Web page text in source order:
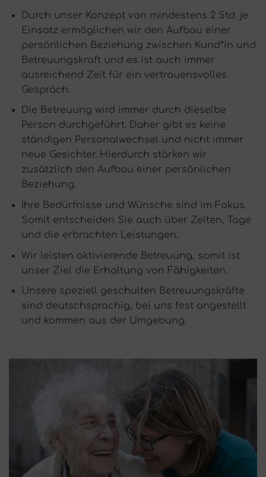
Durch unser Konzept von mindestens 2 Std. je
Einsatz ermöglichen wir den Aufbau einer
persönlichen Beziehung zwischen Kund*in und
Betreuungskraft und es ist auch immer
ausreichend Zeit für ein vertrauensvolles
Gespräch.
Die Betreuung wird immer durch dieselbe
Person durchgeführt. Daher gibt es keine
ständigen Personalwechsel und nicht immer
neue Gesichter. Hierdurch stärken wir
zusätzlich den Aufbau einer persönlichen
Beziehung.
Ihre Bedürfnisse und Wünsche sind im Fokus.
Somit entscheiden Sie auch über Zeiten, Tage
und die erbrachten Leistungen.
Wir leisten aktivierende Betreuung, somit ist
unser Ziel die Erhaltung von Fähigkeiten.
Unsere speziell geschulten Betreuungskräfte
sind deutschsprachig, bei uns fest angestellt
und kommen aus der Umgebung.